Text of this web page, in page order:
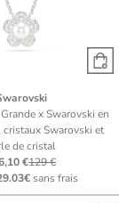
x Swarovski en
cristaux Swarovski et
de cristal
€129 €
sans frais